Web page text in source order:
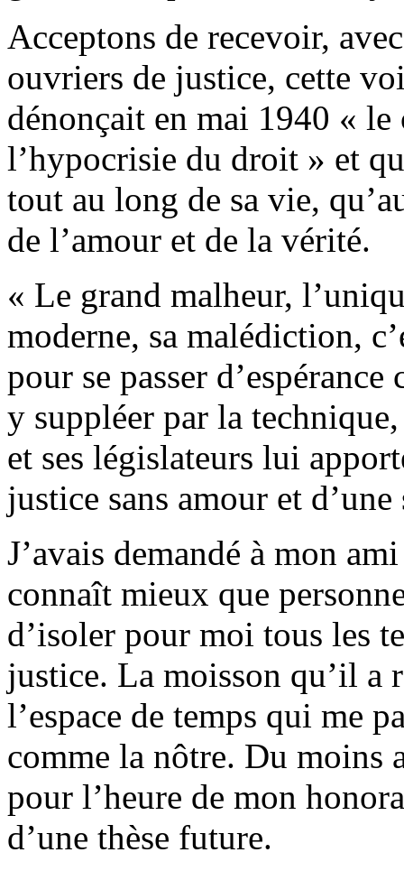
Acceptons de recevoir,
ouvriers de justice, cette
dénonçait en mai 1940 «
l’hypocrisie du droit » et
tout au long de sa vie,
de l’amour et de la vérité.
« Le grand malheur,
moderne, sa malédiction,
pour se passer
y suppléer par la
et ses législateurs lui
justice sans amour et
J’avais demandé à mon
connaît mieux que
d’isoler pour moi tous les
justice. La moisson qu’il a
l’espace de temps qui me
comme la nôtre. Du moins
pour l’heure de mon
d’une thèse future.